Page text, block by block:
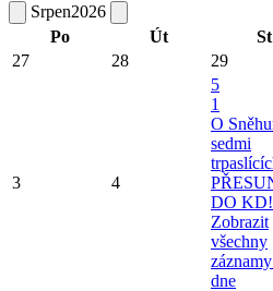
Srpen2026
Po
Út St
27
28 29
3 4
5
1
O
sedmi
DO
Zobrazit
všechny
dne